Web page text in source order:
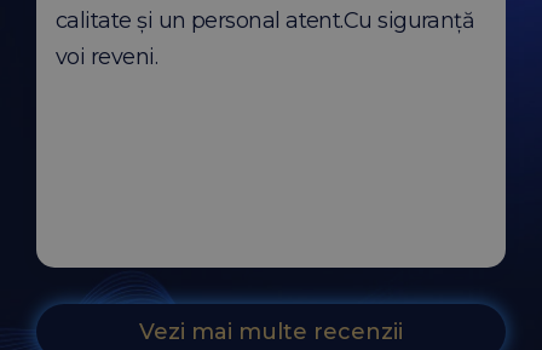
calitate și un personal atent.Cu siguranță
voi reveni.
Vezi mai multe recenzii